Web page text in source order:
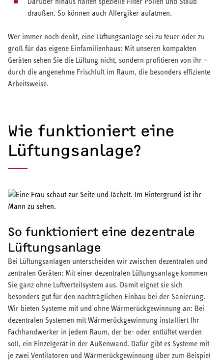
draußen. So können auch Allergiker aufatmen.
Wer immer noch denkt, eine Lüftungsanlage sei zu teuer oder zu
groß für das eigene Einfamilienhaus: Mit unseren kompakten
Geräten sehen Sie die Lüftung nicht, sondern profitieren von ihr –
durch die angenehme Frischluft im Raum, die besonders effiziente
Arbeitsweise.
Wie funktioniert eine
Lüftungsanlage?
So funktioniert eine dezentrale
Lüftungsanlage
Bei Lüftungsanlagen unterscheiden wir zwischen dezentralen und
zentralen Geräten: Mit einer dezentralen Lüftungsanlage kommen
Sie ganz ohne Luftverteilsystem aus. Damit eignet sie sich
besonders gut für den nachträglichen Einbau bei der Sanierung.
Wir bieten Systeme mit und ohne Wärmerückgewinnung an: Bei
dezentralen Systemen mit Wärmerückgewinnung installiert Ihr
Fachhandwerker in jedem Raum, der be- oder entlüftet werden
soll, ein Einzelgerät in der Außenwand. Dafür gibt es Systeme mit
je zwei Ventilatoren und Wärmerückgewinnung über zum Beispiel